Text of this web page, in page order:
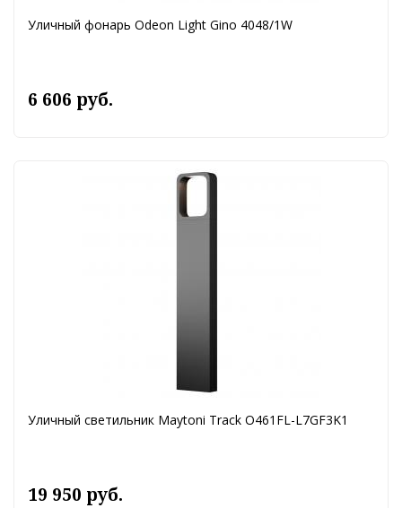
Уличный фонарь Odeon Light Gino 4048/1W
6 606 руб.
Уличный светильник Maytoni Track O461FL-L7GF3K1
19 950 руб.